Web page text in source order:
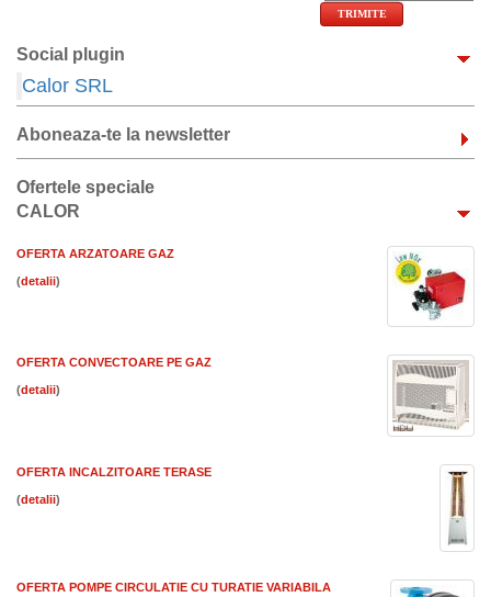
Social plugin
Calor SRL
Aboneaza-te la newsletter
Ofertele speciale
CALOR
OFERTA ARZATOARE GAZ
( )
OFERTA CONVECTOARE PE GAZ
( )
OFERTA INCALZITOARE TERASE
( )
OFERTA POMPE CIRCULATIE CU TURATIE VARIABILA